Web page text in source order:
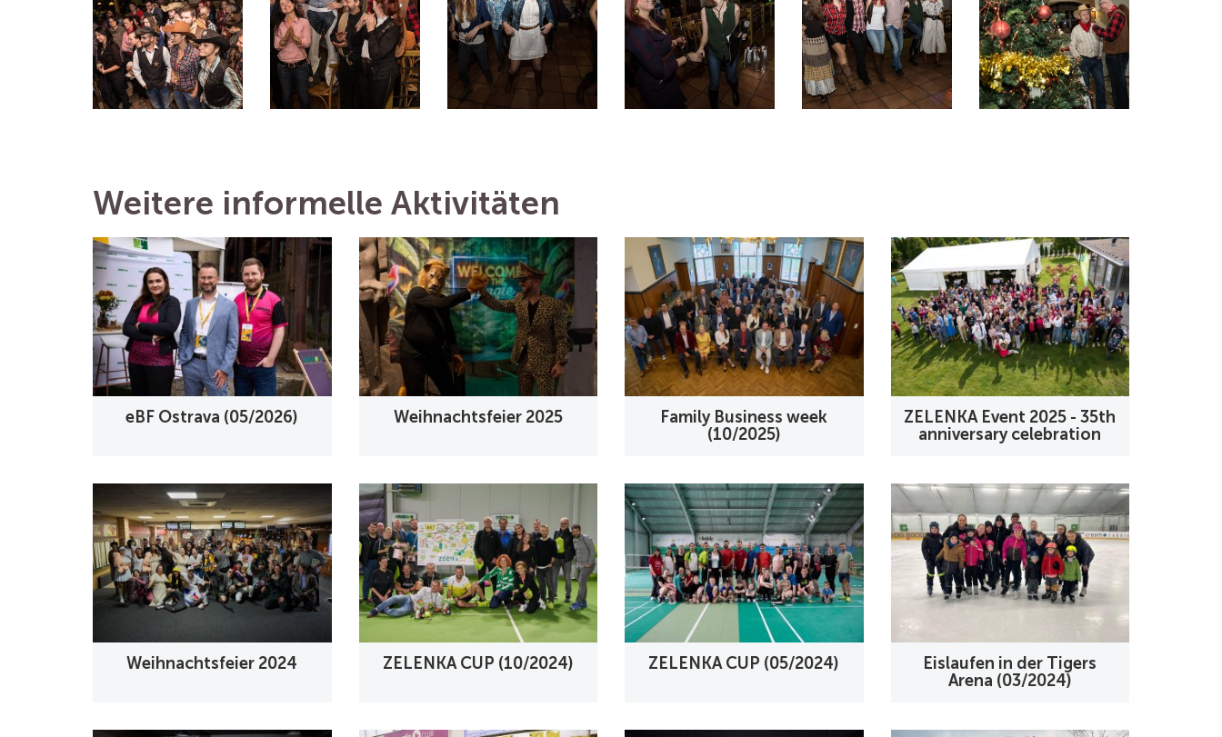
Weitere informelle Aktivitäten
eBF Ostrava (05/2026) Weihnachtsfeier 2025
Family Business week
(10/2025)
ZELENKA Event 2025 - 35th
anniversary celebration
Weihnachtsfeier 2024 ZELENKA CUP (10/2024) ZELENKA CUP (05/2024)
Eislaufen in der Tigers
Arena (03/2024)